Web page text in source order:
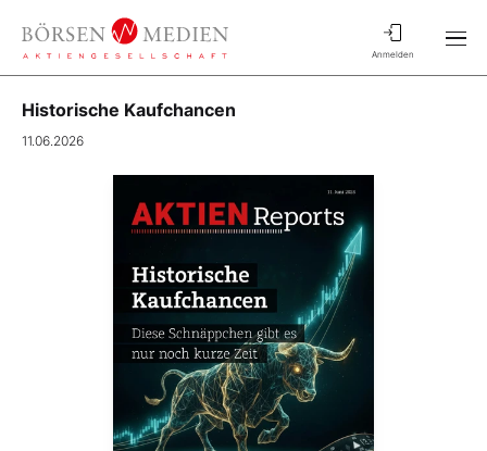
Anmelden
Historische Kaufchancen
11.06.2026